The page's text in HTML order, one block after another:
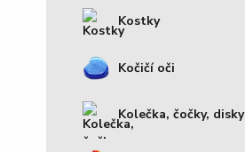
Kostky
Kočičí oči
Kolečka, čočky, disky